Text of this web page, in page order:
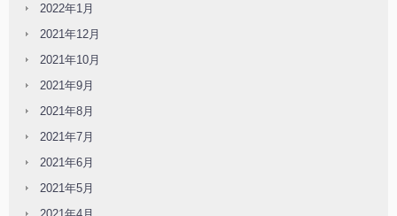
2022年1月
2021年12月
2021年10月
2021年9月
2021年8月
2021年7月
2021年6月
2021年5月